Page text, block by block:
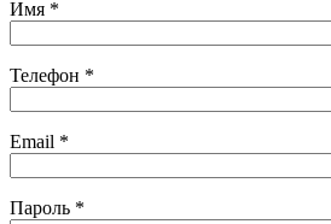
Имя *
Телефон *
Email *
Пароль *